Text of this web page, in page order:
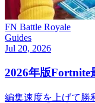
FN Battle Royale
Guides
Jul 20, 2026
2026年版Fortnite
編集速度を上げて勝